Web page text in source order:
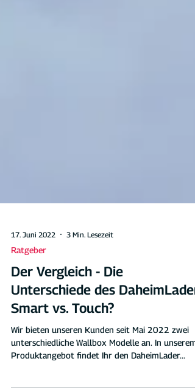
17. Juni 2022 3 Min. Lesezeit
Ratgeber
Der Vergleich - Die
Unterschiede des DaheimLader
Smart vs. Touch?
unterschiedliche Wallbox Modelle an. In unserem